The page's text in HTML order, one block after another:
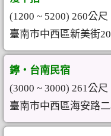
(1200 ~ 5200) 260公尺
臺南市中西區新美街
鑏‧台南民宿
(3000 ~ 3000) 261公尺
臺南市中西區海安路